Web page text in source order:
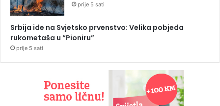
prije 5 sati
Srbija ide na Svjetsko prvenstvo: Velika pobjeda
rukometaša u “Pioniru”
prije 5 sati